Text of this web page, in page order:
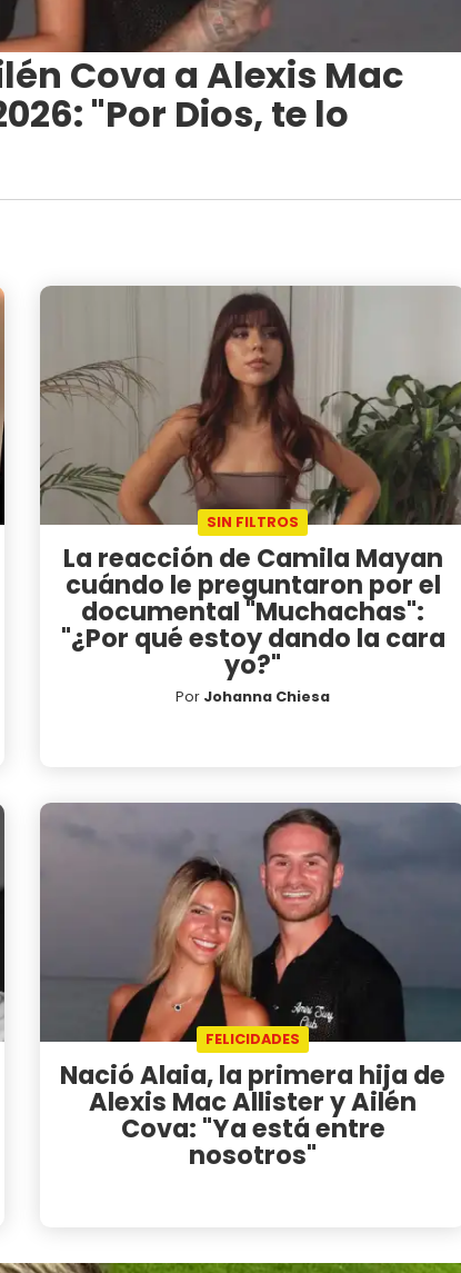
Cova a Alexis Mac
"Por Dios, te lo
SIN FILTROS
La reacción de Camila Mayan
cuándo le preguntaron por el
documental "Muchachas":
"¿Por qué estoy dando la cara
yo?"
Por Johanna Chiesa
FELICIDADES
Nació Alaia, la primera hija de
Alexis Mac Allister y Ailén
Cova: "Ya está entre
nosotros"